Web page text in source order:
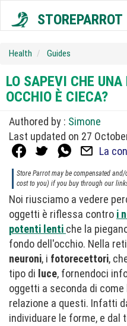
STOREPARROT
Health Guides
LO SAPEVI CHE UNA
OCCHIO È CIECA?
Authored by : Simone
Last updated on 27
La
Store Parrot may be compensated
cost to you) if you buy through our
Noi riusciamo a vedere
oggetti è riflessa contro i
potenti lenti che la
fondo dell'occhio. Nella
neuroni, i fotorecettori,
tipo di luce, fornendoci
oggetti a seconda di come
relazione a questi. Infatti
individuare le forme, e dal